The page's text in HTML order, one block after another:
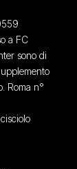
a FC
sono di
Roma n°